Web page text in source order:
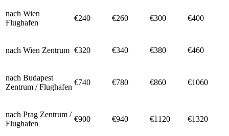
nach Wien
Flughafen
€240 €260 €300 €400
nach Wien Zentrum €320 €340 €380 €460
nach Budapest
Zentrum / Flughafen
€740 €780 €860 €1060
nach Prag Zentrum /
Flughafen
€900 €940 €1120 €1320